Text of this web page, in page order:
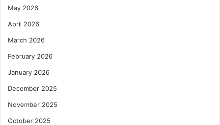
May 2026
April 2026
March 2026
February 2026
January 2026
December 2025
November 2025
October 2025